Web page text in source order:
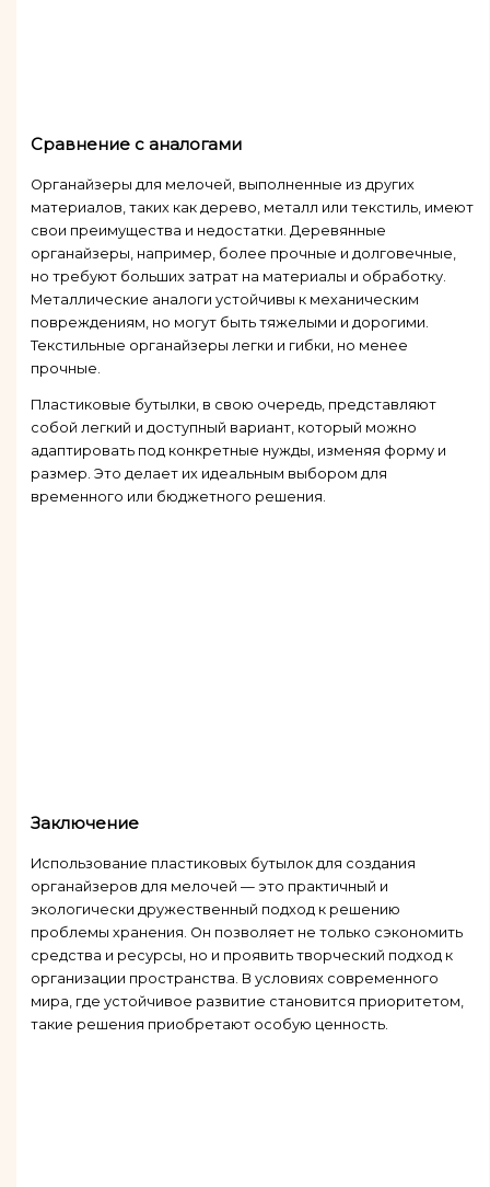
Сравнение с аналогами
Органайзеры для мелочей, выполненные из других
материалов, таких как дерево, металл или текстиль, имеют
свои преимущества и недостатки. Деревянные
органайзеры, например, более прочные и долговечные,
но требуют больших затрат на материалы и обработку.
Металлические аналоги устойчивы к механическим
повреждениям, но могут быть тяжелыми и дорогими.
Текстильные органайзеры легки и гибки, но менее
прочные.
Пластиковые бутылки, в свою очередь, представляют
собой легкий и доступный вариант, который можно
адаптировать под конкретные нужды, изменяя форму и
размер. Это делает их идеальным выбором для
временного или бюджетного решения.
Заключение
Использование пластиковых бутылок для создания
органайзеров для мелочей — это практичный и
экологически дружественный подход к решению
проблемы хранения. Он позволяет не только сэкономить
средства и ресурсы, но и проявить творческий подход к
организации пространства. В условиях современного
мира, где устойчивое развитие становится приоритетом,
такие решения приобретают особую ценность.